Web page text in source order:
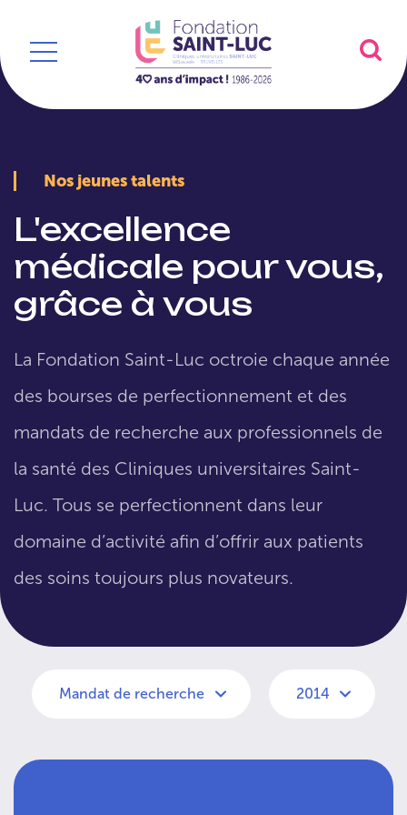
Nos jeunes talents
L'excellence
médicale pour vous,
grâce à vous
La Fondation Saint-Luc octroie chaque année
des bourses de perfectionnement et des
mandats de recherche aux professionnels de
la santé des Cliniques universitaires Saint-
Luc. Tous se perfectionnent dans leur
domaine d’activité afin d’offrir aux patients
des soins toujours plus novateurs.
Mandat de recherche 2014